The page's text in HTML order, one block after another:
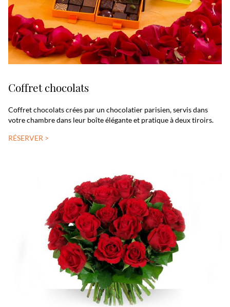
Coffret chocolats
Coffret chocolats crées par un chocolatier parisien, servis dans
votre chambre dans leur boîte élégante et pratique à deux tiroirs.
RÉSERVER >